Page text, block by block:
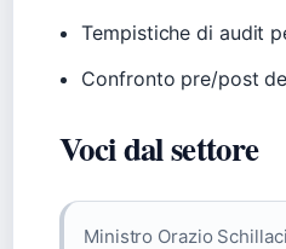
Tempistiche di audit
Confronto pre/post
Voci dal settore
Ministro Orazio